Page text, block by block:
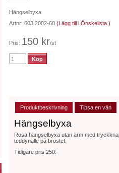
Hängselbyxa
Artnr: 603 2002-68 (Lägg till i Önskelista )
Pris: 150 kr/st
Produktbeskrivning Tipsa en vän
Hängselbyxa
Rosa hängselbyxa utan ärm med
teddynalle på bröstet.
Tidigare pris 250:-